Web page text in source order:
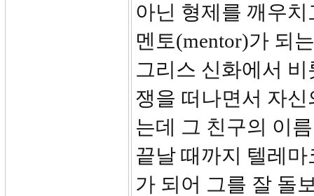
아닌 형제를 깨우
멘토(mentor)가 되
그리스 신화에서
쟁을 떠나면서 자
는데 그 친구의 이
끝날 때까지 텔레
가 되어 그를 잘 돌